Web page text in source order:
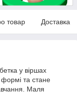
товар Доставка
у віршах
формі та стане
Маля